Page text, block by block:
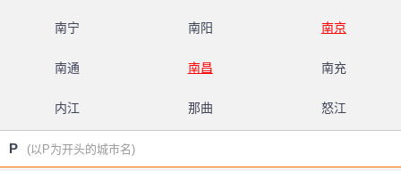
南宁 南阳 南京
南通 南昌 南充
内江 那曲 怒江
P (以P为开头的城市名)